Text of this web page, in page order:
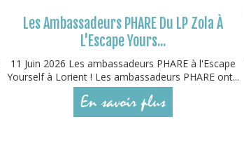
Les Ambassadeurs PHARE Du LP Zola À
L'Escape Yours...
11 Juin 2026 Les ambassadeurs PHARE à l'Escape
Yourself à Lorient ! Les ambassadeurs PHARE ont...
En savoir plus